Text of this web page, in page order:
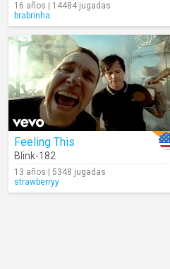
16 años | 14484 jugadas
brabrinha
Feeling This
Blink-182
13 años | 5348 jugadas
strawberryy